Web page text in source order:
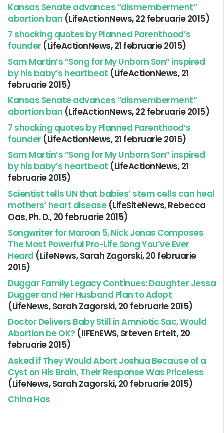
Kansas Senate advances “dismemberment”
abortion ban (LifeActionNews, 22 februarie 2015)
7 shocking quotes by Planned Parenthood’s
founder(LifeActionNews, 21 februarie 2015)
Sam Martin’s “Song for My Unborn Son” inspired
by his baby’s heartbeat (LifeActionNews, 21
februarie 2015)
Kansas Senate advances “dismemberment”
abortion ban (LifeActionNews, 22 februarie 2015)
7 shocking quotes by Planned Parenthood’s
founder(LifeActionNews, 21 februarie 2015)
Sam Martin’s “Song for My Unborn Son” inspired
by his baby’s heartbeat (LifeActionNews, 21
februarie 2015)
Scientist tells UN that babies’ stem cells can heal
mothers’ heart disease(LifeSiteNews, Rebecca
Oas, Ph. D., 20 februarie 2015)
Songwriter for Maroon 5, Nick Jonas Composes
The Most Powerful Pro-Life Song You’ve Ever
Heard (LifeNews, Sarah Zagorski, 20 februarie
2015)
Duggar Family Legacy Continues: Daughter Jessa
Dugger and Her Husband Plan to Adopt
(LifeNews, Sarah Zagorski, 20 februarie 2015)
Doctor Delivers Baby Still in Amniotic Sac, Would
Abortion be OK? (lIFEnEWS, Srteven Ertelt, 20
februarie 2015)
Asked if They Would Abort Joshua Because of a
Cyst on His Brain, Their Response Was Priceless
(LifeNews, Sarah Zagorski, 20 februarie 2015)
China Has